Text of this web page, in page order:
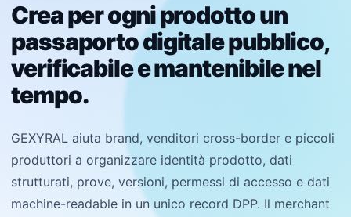
Crea per ogni prodotto un
passaporto digitale pubblico,
verificabile e mantenibile nel
tempo.
GEXYRAL aiuta brand, venditori cross-border e piccoli
produttori a organizzare identità prodotto, dati
strutturati, prove, versioni, permessi di accesso e dati
machine-readable in un unico record DPP. Il merchant